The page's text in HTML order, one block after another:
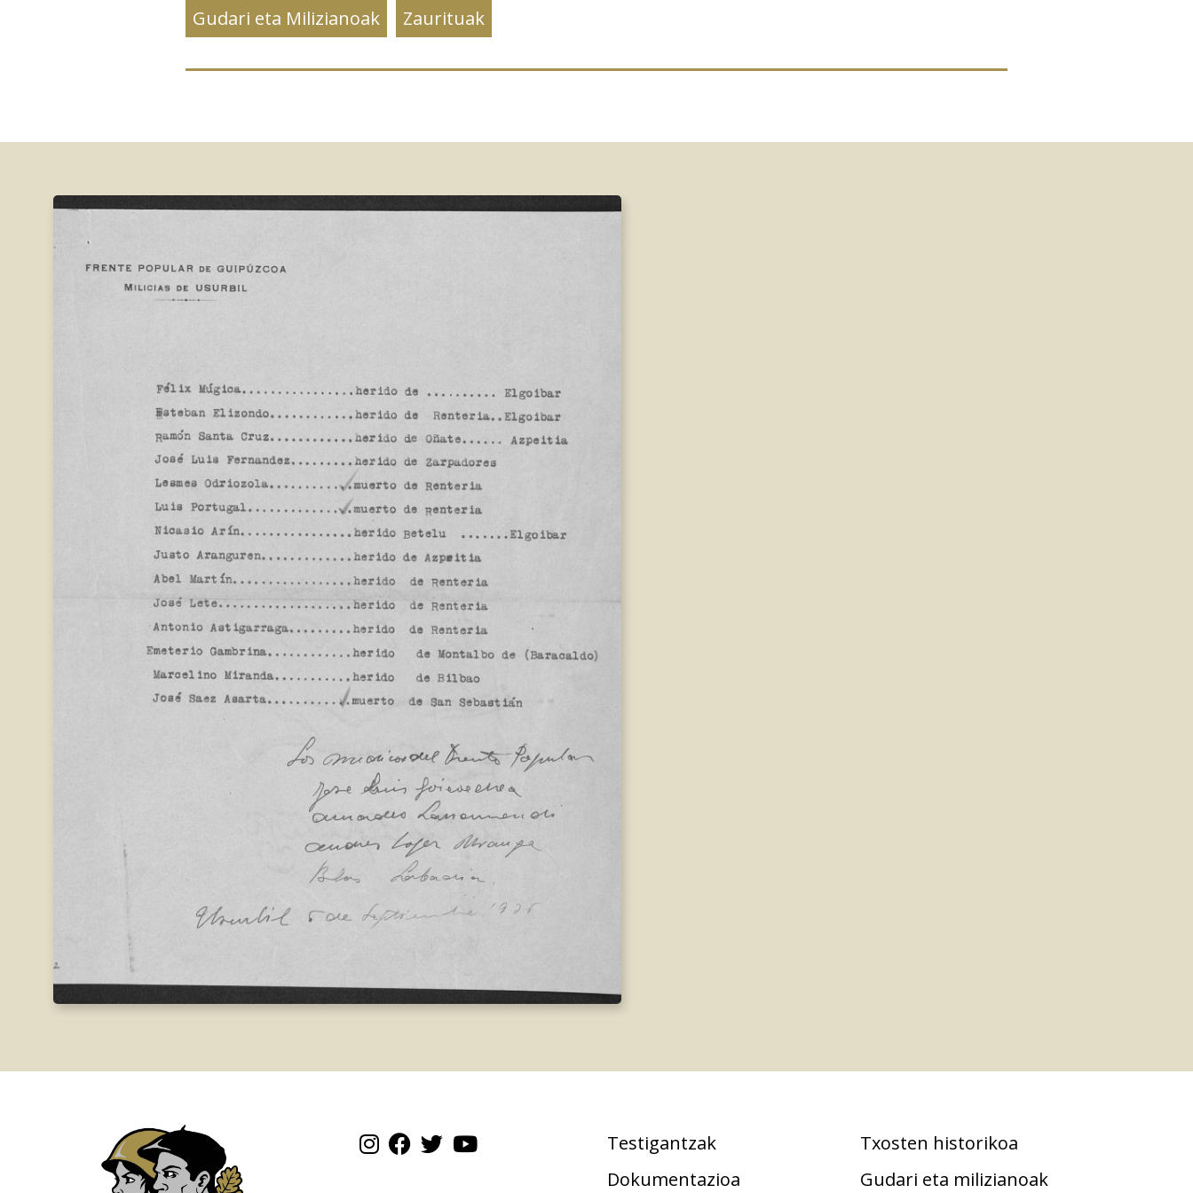
Gudari eta Milizianoak Zaurituak
Testigantzak
Dokumentazioa
Txosten historikoa
Gudari eta milizianoak